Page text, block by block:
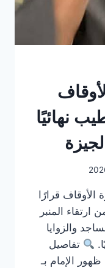
نهائيًا
قرارًا
ارتقاء المنبر
والزوايا
تفاصيل
الإمام بـ